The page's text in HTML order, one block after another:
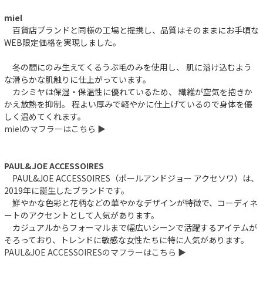
miel
百貨店ブランドと同様の工場と提携し、品質はそのままにお手頃な
WEB限定価格を実現しました。
冬の間にのみ生えてくるうぶ毛のみを使用し、 肌に溶け込むよう
な滑らかな肌触りに仕上がっています。
カシミヤは保湿・保温性に優れているため、 繊維が空気を抱きか
かえ放熱を抑制。 程よい厚みで軽やかに仕上げているので身体を優
しく温めてくれます。
mielのマフラーはこちら ▶︎
PAUL&JOE ACCESSOIRES
PAUL&JOE ACCESSOIRES（ポールアンドジョー アクセソワ）は、
2019年に誕生したブランドです。
鮮やかな色彩と花柄などの華やかなデザインが特徴で、コーディネ
ートのアクセントとして人気があります。
カジュアルからフォーマルまで幅広いシーンで活躍するアイテムが
そろっており、トレンドに敏感な女性たちに特に人気があります。
PAUL&JOE ACCESSOIRESのマフラーはこちら ▶︎